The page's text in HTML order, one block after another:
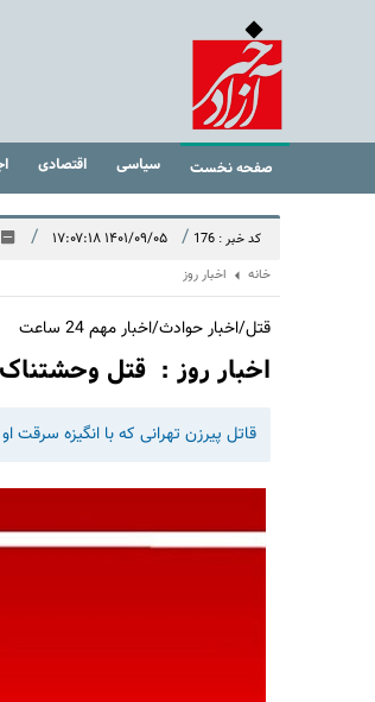
صفحه نخست سیاسی اقتصادی
کد خبر : 176 / ۱۴۰۱/۰۹/۰۵ ۱۷:۰۷:۱۸ /
خانه اخبار روز
قتل/اخبار حوادث/اخبار مهم 24 ساعت
اخبار روز : قتل
قاتل پیرزن تهرانی که با انگیزه سرقت